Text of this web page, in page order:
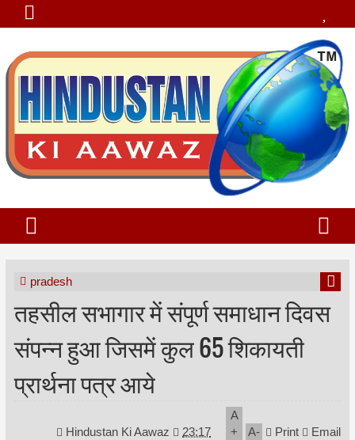
pradesh
तहसील सभागार में संपूर्ण समाधान दिवस
संपन्न हुआ जिसमें कुल 65 शिकायती
प्रार्थना पत्र आये
Hindustan Ki Aawaz 23:17
A
+
A- Print Email